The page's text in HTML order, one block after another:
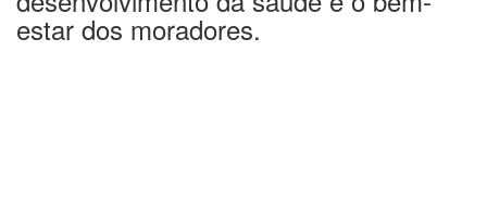
estar dos moradores.